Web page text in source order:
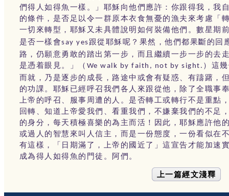
們得人如得魚一樣。」耶穌向他們應許：你跟得我，我
的條件，是否足以令一群原本衣食無憂的漁夫來考慮「
一切來轉型，耶穌又未具體說明如何裝備他們。數星期
是否一樣會say yes 跟從耶穌呢？果然，他們都果斷的回
路，仍願意勇敢的踏出第一步，而且繼續一步一步的去
是憑着眼見。」（ We walk by faith, not by sight. ）這
而就，乃是逐步的成長，路途中或會有疑惑、有躊躇，
的功課。耶穌已經呼召我們各人來跟從他，除了全職事
上帝的呼召、服事周遭的人。是否轉工或轉行不是重
回轉、知道上帝愛我們、看重我們，不嫌棄我們的不足
的身分，每天積極喜樂的為主而活！因此，耶穌應許他
或過人的智慧來叫人信主，而是一份態度，一份看似在
有這樣，「日期滿了，上帝的國近了」這宣告才能加速
成為得人如得魚的門徒。阿們。
上一篇經文淺釋